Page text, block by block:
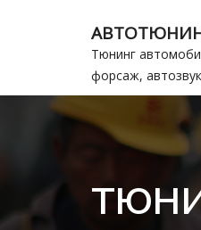
Тюнинг
форсаж, автозвук